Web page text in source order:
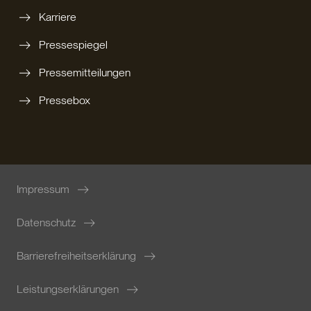
Karriere
Pressespiegel
Pressemitteilungen
Pressebox
Impressum
Datenschutz
Barrierefreiheitserklärung
Leistungserklärungen